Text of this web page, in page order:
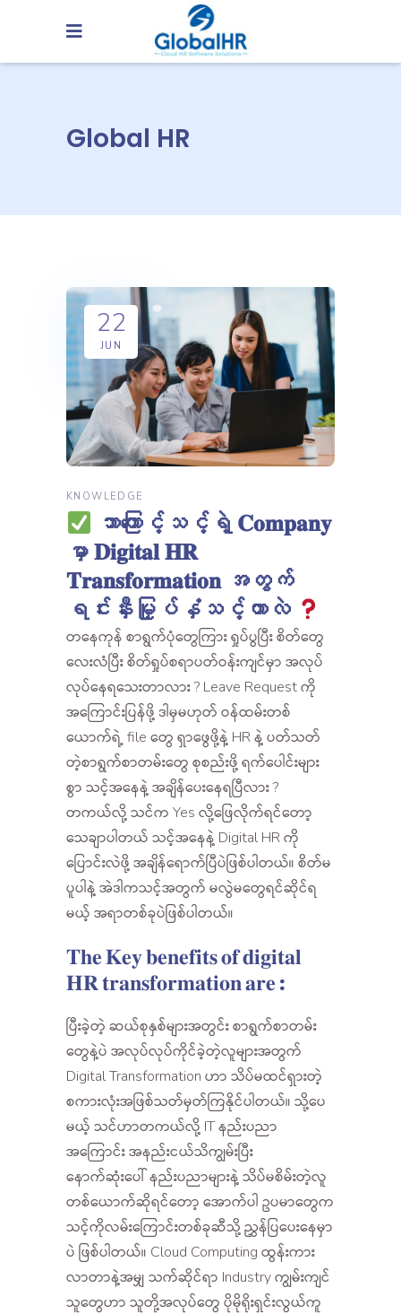
Global HR
22
JUN
KNOWLEDGE
ဘာကြောင့်သင့်ရဲ့ 𝐂𝐨𝐦𝐩𝐚𝐧𝐲
မှာ 𝐃𝐢𝐠𝐢𝐭𝐚𝐥 𝐇𝐑
𝐓𝐫𝐚𝐧𝐬𝐟𝐨𝐫𝐦𝐚𝐭𝐢𝐨𝐧 အတွက်
ရင်းနှီးမြှုပ်နှံသင့်တာလဲ
တနေကုန် စာရွက်ပုံတွေကြား ရှုပ်ပွပြီး စိတ်တွေ
လေးလံပြီး စိတ်ရှုပ်စရာပတ်ဝန်းကျင်မှာ အလုပ်
လုပ်နေရသေးတာလား ? Leave Request ကို
အကြောင်းပြန်ဖို့ ဒါမှမဟုတ် ဝန်ထမ်းတစ်
ယောက်ရဲ့ file တွေ ရှာဖွေဖို့နဲ့ HR နဲ့ ပတ်သတ်
တဲ့စာရွက်စာတမ်းတွေ စုစည်းဖို့ ရက်ပေါင်းများ
စွာ သင့်အနေနဲ့ အချိန်ပေးနေရပြီလား ?
တကယ်လို့ သင်က Yes လို့ဖြေလိုက်ရင်တော့
သေချာပါတယ် သင့်အနေနဲ့ Digital HR ကို
ပြောင်းလဲဖို့ အချိန်ရောက်ပြီပဲဖြစ်ပါတယ်။ စိတ်မ
ပူပါနဲ့ အဲဒါကသင့်အတွက် မလွဲမတွေရင်ဆိုင်ရ
မယ့် အရာတစ်ခုပဲဖြစ်ပါတယ်။
𝐓𝐡𝐞 𝐊𝐞𝐲 𝐛𝐞𝐧𝐞𝐟𝐢𝐭𝐬 𝐨𝐟 𝐝𝐢𝐠𝐢𝐭𝐚𝐥
𝐇𝐑 𝐭𝐫𝐚𝐧𝐬𝐟𝐨𝐫𝐦𝐚𝐭𝐢𝐨𝐧 𝐚𝐫𝐞 :
ပြီးခဲ့တဲ့ ဆယ်စုနှစ်များအတွင်း စာရွက်စာတမ်း
တွေနဲ့ပဲ အလုပ်လုပ်ကိုင်ခဲ့တဲ့လူများအတွက်
Digital Transformation ဟာ သိပ်မထင်ရှားတဲ့
စကားလုံးအဖြစ်သတ်မှတ်ကြနိုင်ပါတယ်။ သို့ပေ
မယ့် သင်ဟာတကယ်လို့ IT နည်းပညာ
အကြောင်း အနည်းငယ်သိကျွမ်းပြီး
နောက်ဆုံးပေါ် နည်းပညာများနဲ့ သိပ်မစိမ်းတဲ့လူ
တစ်ယောက်ဆိုရင်တော့ အောက်ပါ ဥပမာတွေက
သင့်ကိုလမ်းကြောင်းတစ်ခုဆီသို့ ညွှန်ပြပေးနေမှာ
ပဲ ဖြစ်ပါတယ်။ Cloud Computing ထွန်းကား
လာတာနဲ့အမျှ သက်ဆိုင်ရာ Industry ကျွမ်းကျင်
သူတွေဟာ သူတို့အလုပ်တွေ ပိုမိုရိုးရှင်းလွယ်ကူ